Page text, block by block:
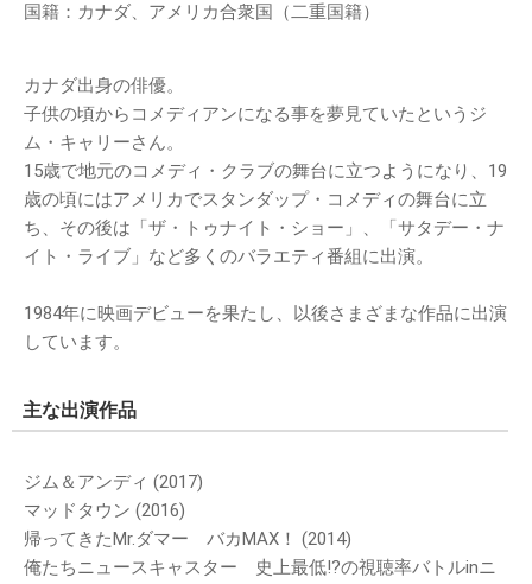
国籍：カナダ、アメリカ合衆国（二重国籍）
カナダ出身の俳優。
子供の頃からコメディアンになる事を夢見ていたというジ
ム・キャリーさん。
15歳で地元のコメディ・クラブの舞台に立つようになり、19
歳の頃にはアメリカでスタンダップ・コメディの舞台に立
ち、その後は「ザ・トゥナイト・ショー」、「サタデー・ナ
イト・ライブ」など多くのバラエティ番組に出演。
1984年に映画デビューを果たし、以後さまざまな作品に出演
しています。
主な出演作品
ジム＆アンディ (2017)
マッドタウン (2016)
帰ってきたMr.ダマー バカMAX！ (2014)
俺たちニュースキャスター 史上最低!?の視聴率バトルinニ